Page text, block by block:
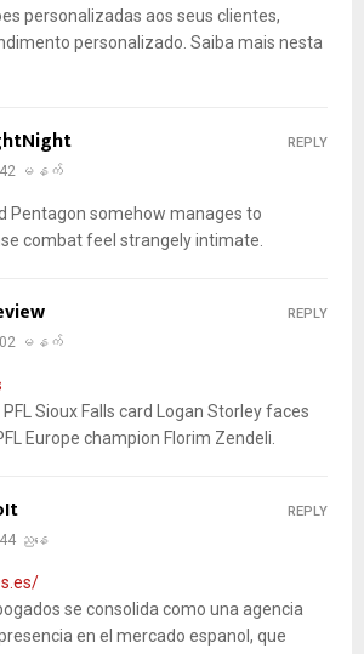
personalizadas aos seus clientes,
personalizado. Saiba mais nesta
မနက်
Pentagon somehow manages to
combat feel strangely intimate.
REPLY
မနက်
PFL Sioux Falls card Logan Storley faces
Europe champion Florim Zendeli.
REPLY
ညနေ
se consolida como una agencia
en el mercado espanol, que
REPLY